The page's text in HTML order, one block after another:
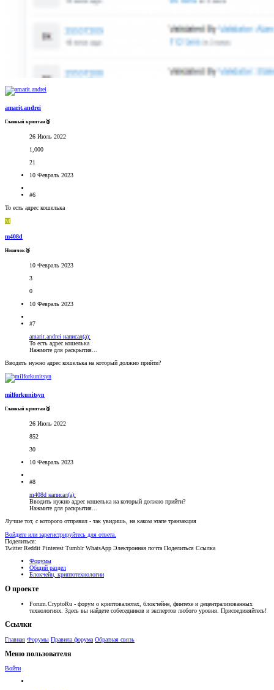
amarit.andrei
Главный криптан🥈
26 Июль 2022
1,000
21
10 Февраль 2023
#6
То есть адрес кошелька
M
m408d
Новичок🥉
10 Февраль 2023
3
0
10 Февраль 2023
#7
amarit.andrei написал(а):
То есть адрес кошелька
Нажмите для раскрытия...
Вводить нужно адрес кошелька на который должно прийти?
milforkunitsyn
Главный криптан🥉
26 Июль 2022
852
30
10 Февраль 2023
#8
m408d написал(а):
Вводить нужно адрес кошелька на который должно прийти?
Нажмите для раскрытия...
Лучше тот, с которого отправил - так увидишь, на каком этапе транзакция
Войдите или зарегистрируйтесь для ответа.
Поделиться:
Twitter Reddit Pinterest Tumblr WhatsApp Электронная почта Поделиться Ссылка
Форумы
Общий раздел
Блокчейн, криптотехнологии
О проекте
Forum.CryptoRu - форум о криптовалютах, блокчейне, финтехе и децентрализованных
технологиях. Здесь вы найдете собеседников и экспертов любого уровня. Присоединяйтесь!
Ссылки
Главная Форумы Правила форума Обратная связь
Меню пользователя
Войти